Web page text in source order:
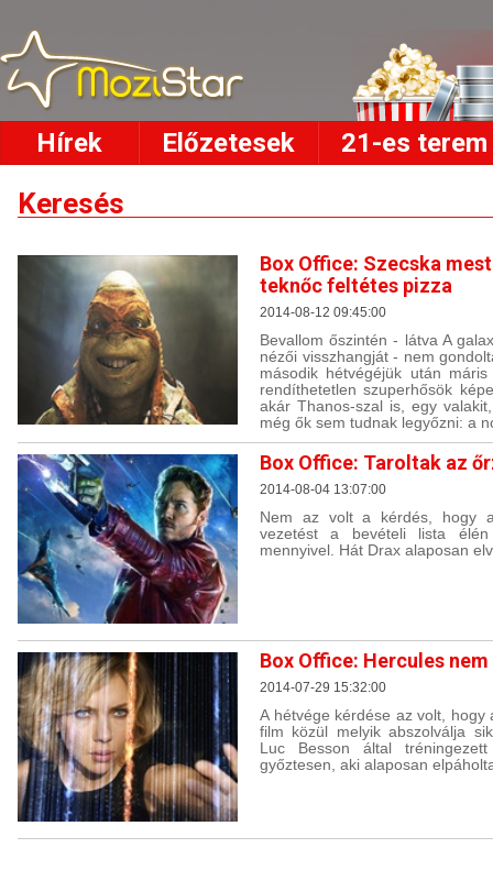
Hírek Előzetesek 21-es terem
Keresés
Box Office: Szecska
teknőc feltétes pizza
2014-08-12 09:45:00
Bevallom őszintén - látva A
nézői visszhangját - nem
második hétvégéjük után
rendíthetetlen szuperhősök
akár Thanos-szal is, egy
még ők sem tudnak legyőzni: a
Box Office: Taroltak az
2014-08-04 13:07:00
Nem az volt a kérdés, hogy
vezetést a bevételi lista
mennyivel. Hát Drax alaposan
Box Office: Hercules
2014-07-29 15:32:00
A hétvége kérdése az volt,
film közül melyik abszolválja
Luc Besson által
győztesen, aki alaposan